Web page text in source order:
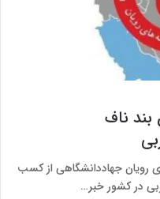
بند ناف
رویان جهاددانشگاهی از کسب
در کشور خبر…